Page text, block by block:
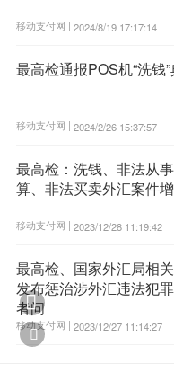
移动支付网 | 2024/8/19 17:17:14
最高检通报POS机“洗钱
移动支付网 | 2024/2/26 15:37:57
最高检：洗钱、非法从
算、非法买卖外汇案件
移动支付网 | 2023/12/28 11:19:42
最高检、国家外汇局相
发布惩治涉外汇违法犯
者问
移动支付网 | 2023/12/27 11:14:27

